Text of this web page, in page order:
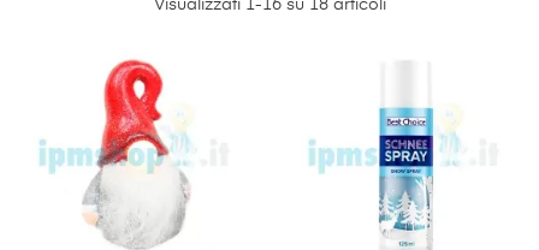
Visualizzati 1-16 su 18 articoli